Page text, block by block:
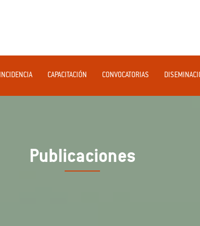
INCIDENCIA CAPACITACIÓN CONVOCATORIAS
Publicaciones